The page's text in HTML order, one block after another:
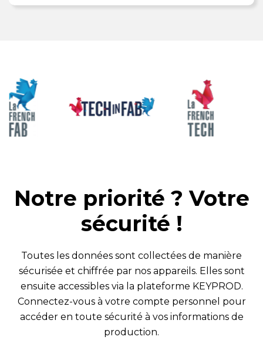
Notre priorité ? Votre
sécurité !
Toutes les données sont collectées de manière
sécurisée et chiffrée par nos appareils. Elles sont
ensuite accessibles via la plateforme KEYPROD.
Connectez-vous à votre compte personnel pour
accéder en toute sécurité à vos informations de
production.